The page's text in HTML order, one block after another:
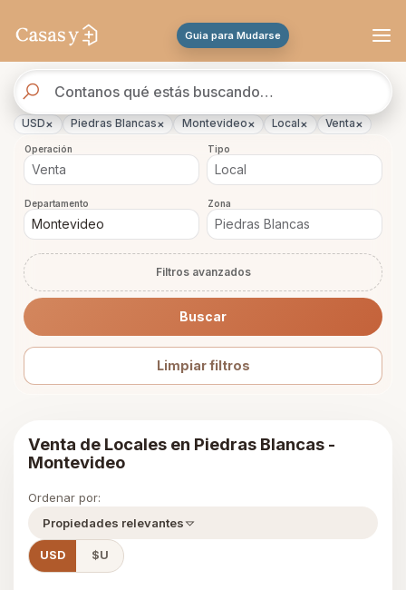
Guia para Mudarse
de
propiedades
USD× Piedras Blancas× Montevideo× Local × Venta×
Operación Tipo
Departamento Zona
Filtros avanzados
Buscar
Limpiar filtros
Venta de Locales en Piedras Blancas -
Montevideo
Ordenar por:
Propiedades relevantes
USD $U